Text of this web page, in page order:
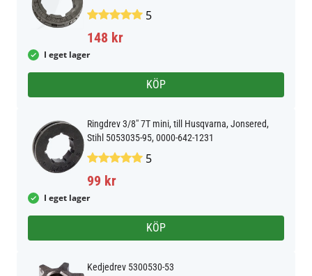
5
148 kr
I eget lager
KÖP
Ringdrev 3/8" 7T mini, till Husqvarna, Jonsered,
Stihl 5053035-95, 0000-642-1231
5
99 kr
I eget lager
KÖP
Kedjedrev 5300530-53